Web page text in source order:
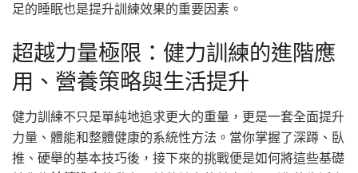
足的睡眠也是提升訓練效果的重要因素。
超越力量極限：健力訓練的進階應
用、營養策略與生活提升
健力訓練不只是單純地追求更大的重量，更是一套全面提升
力量、體能和整體健康的系統性方法。當你掌握了深蹲、臥
推、硬舉的基本技巧後，接下來的挑戰便是如何將這些基礎